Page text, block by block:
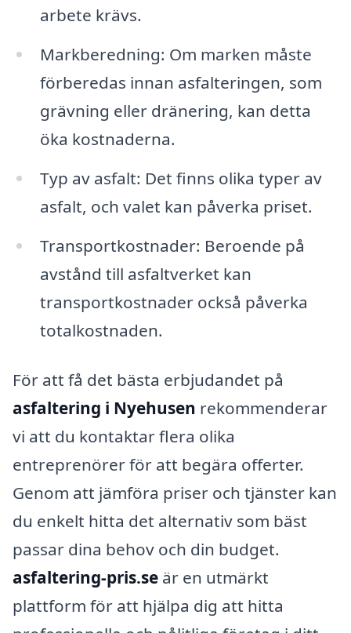
arbete krävs.
Markberedning: Om marken måste
förberedas innan asfalteringen, som
grävning eller dränering, kan detta
öka kostnaderna.
Typ av asfalt: Det finns olika typer av
asfalt, och valet kan påverka priset.
Transportkostnader: Beroende på
avstånd till asfaltverket kan
transportkostnader också påverka
totalkostnaden.
För att få det bästa erbjudandet på
asfaltering i Nyehusen rekommenderar
vi att du kontaktar flera olika
entreprenörer för att begära offerter.
Genom att jämföra priser och tjänster kan
du enkelt hitta det alternativ som bäst
passar dina behov och din budget.
asfaltering-pris.se är en utmärkt
plattform för att hjälpa dig att hitta